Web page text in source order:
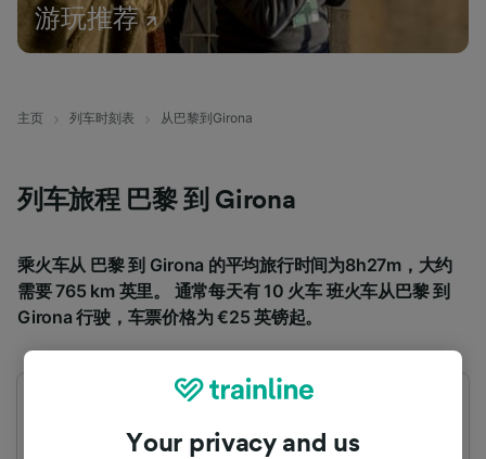
游玩推荐
主页 列车时刻表 从巴黎到Girona
列车旅程 巴黎 到 Girona
乘火车从 巴黎 到 Girona 的平均旅行时间为8h27m，大约
需要 765 km 英里。 通常每天有 10 火车 班火车从巴黎 到
Girona 行驶，车票价格为 €25 英镑起。
06:42Your privacy and us